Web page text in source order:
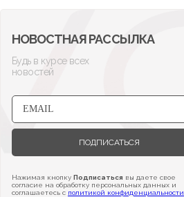
НОВОСТНАЯ РАССЫЛКА
Будь в курсе всех
новостей
ПОДПИСАТЬСЯ
Нажимая кнопку Подписаться вы даете свое
согласие на обработку персональных данных и
соглашаетесь с политикой конфиденциальности